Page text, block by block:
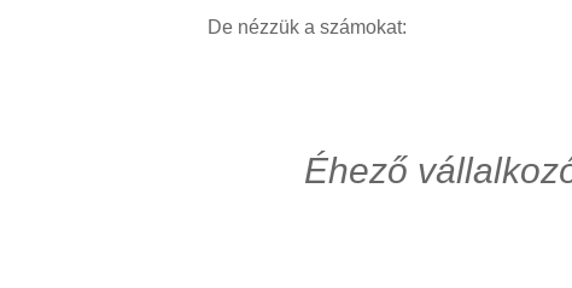
De nézzük a számokat:
Éhező